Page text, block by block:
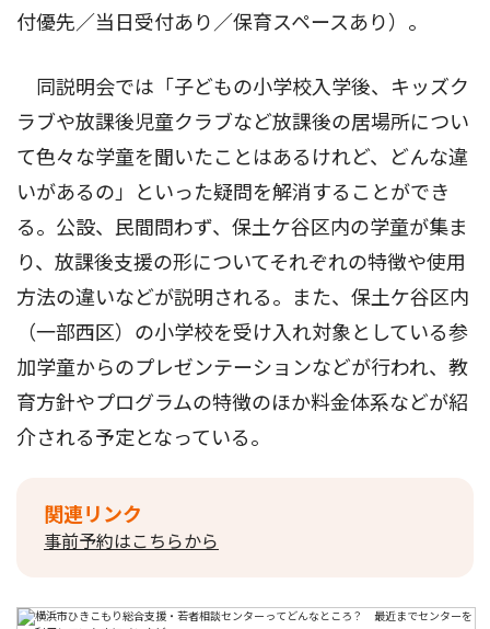
付優先／当日受付あり／保育スペースあり）。
同説明会では「子どもの小学校入学後、キッズク
ラブや放課後児童クラブなど放課後の居場所につい
て色々な学童を聞いたことはあるけれど、どんな違
いがあるの」といった疑問を解消することができ
る。公設、民間問わず、保土ケ谷区内の学童が集ま
り、放課後支援の形についてそれぞれの特徴や使用
方法の違いなどが説明される。また、保土ケ谷区内
（一部西区）の小学校を受け入れ対象としている参
加学童からのプレゼンテーションなどが行われ、教
育方針やプログラムの特徴のほか料金体系などが紹
介される予定となっている。
関連リンク
事前予約はこちらから